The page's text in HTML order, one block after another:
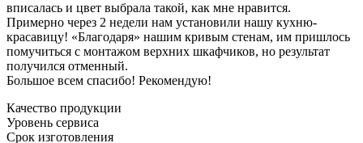
вписалась и цвет выбрала такой, как мне нравится.
Примерно через 2 недели нам установили нашу кухню-
красавицу! «Благодаря» нашим кривым стенам, им пришлось
помучиться с монтажом верхних шкафчиков, но результат
получился отменный.
Большое всем спасибо! Рекомендую!
Качество продукции
Уровень сервиса
Срок изготовления